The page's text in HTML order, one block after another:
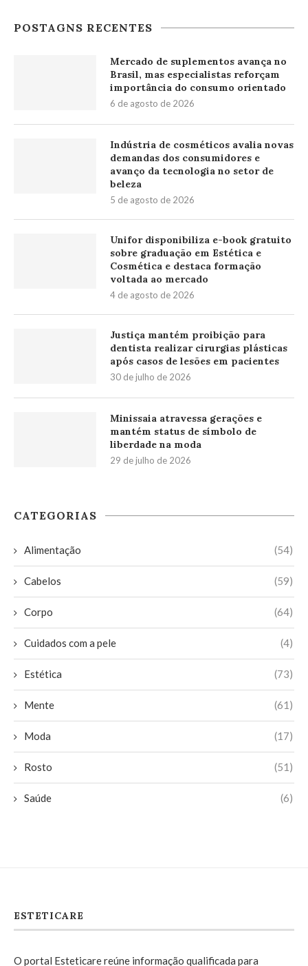
POSTAGNS RECENTES
Mercado de suplementos avança no
Brasil, mas especialistas reforçam
importância do consumo orientado
6 de agosto de 2026
Indústria de cosméticos avalia novas
demandas dos consumidores e
avanço da tecnologia no setor de
beleza
5 de agosto de 2026
Unifor disponibiliza e-book gratuito
sobre graduação em Estética e
Cosmética e destaca formação
voltada ao mercado
4 de agosto de 2026
Justiça mantém proibição para
dentista realizar cirurgias plásticas
após casos de lesões em pacientes
30 de julho de 2026
Minissaia atravessa gerações e
mantém status de símbolo de
liberdade na moda
29 de julho de 2026
CATEGORIAS
Alimentação (54)
Cabelos (59)
Corpo (64)
Cuidados com a pele (4)
Estética (73)
Mente (61)
Moda (17)
Rosto (51)
Saúde (6)
ESTETICARE
O portal Esteticare reúne informação qualificada para